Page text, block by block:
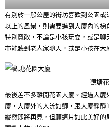
有別於一般公屋的街坊喜歡到公園或
以上的風景，則需要進到大廈內的
特別寬敞，不論是小孩玩耍，或是聊
亦能聽到老人家聊天，或是小孩在大
觀塘
最後差不多離開花園大廈。經過大
廈，大廈外的人流如鯽，跟大廈靜靜
縱然即將再見，但願這片如此美好